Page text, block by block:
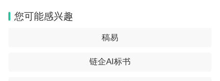
您可能感兴趣
稿易
链企AI标书